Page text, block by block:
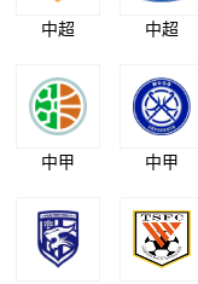
中超 中超
中甲 中甲